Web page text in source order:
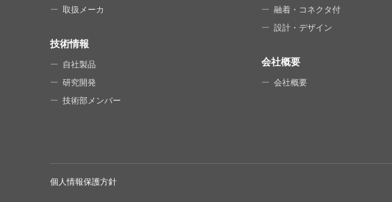
取扱メーカ
技術情報
自社製品
研究開発
技術部メンバー
融着・コネクタ付
設計・デザイン
会社概要
会社概要
個人情報保護方針